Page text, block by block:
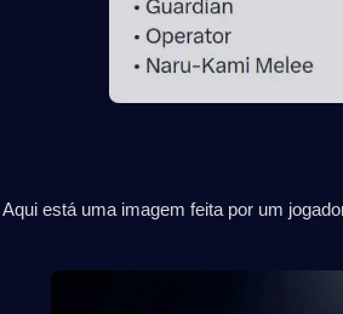
Aqui está uma imagem feita por um